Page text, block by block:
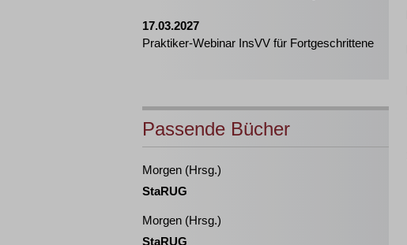
17.03.2027
Praktiker-Webinar InsVV für Fortgeschrittene
Passende Bücher
Morgen (Hrsg.)
StaRUG
Morgen (Hrsg.)
StaRUG